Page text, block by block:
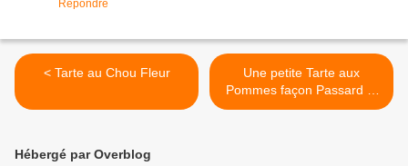
Répondre
< Tarte au Chou Fleur
Une petite Tarte aux
Pommes façon Passard ...
>
Hébergé par Overblog